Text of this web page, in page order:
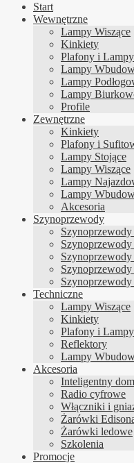
Start
Wewnętrzne
Lampy Wiszące
Kinkiety
Plafony i
Lampy
Lampy
Lampy
Profile
Zewnętrzne
Kinkiety
Plafony i
Lampy Stojące
Lampy Wiszące
Lampy
Lampy
Akcesoria
Szynoprzewody
Techniczne
Lampy Wiszące
Kinkiety
Plafony i
Reflektory
Lampy
Akcesoria
Inteligentny dom
Radio cyfrowe
Włączniki i
Żarówki
Żarówki ledowe
Szkolenia
Promocje